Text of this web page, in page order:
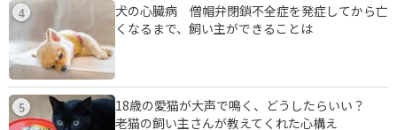
4
犬の心臓病 僧帽弁閉鎖不全症を発症してから亡
くなるまで、飼い主ができることは
5
18歳の愛猫が大声で鳴く、どうしたらいい？
老猫の飼い主さんが教えてくれた心構え